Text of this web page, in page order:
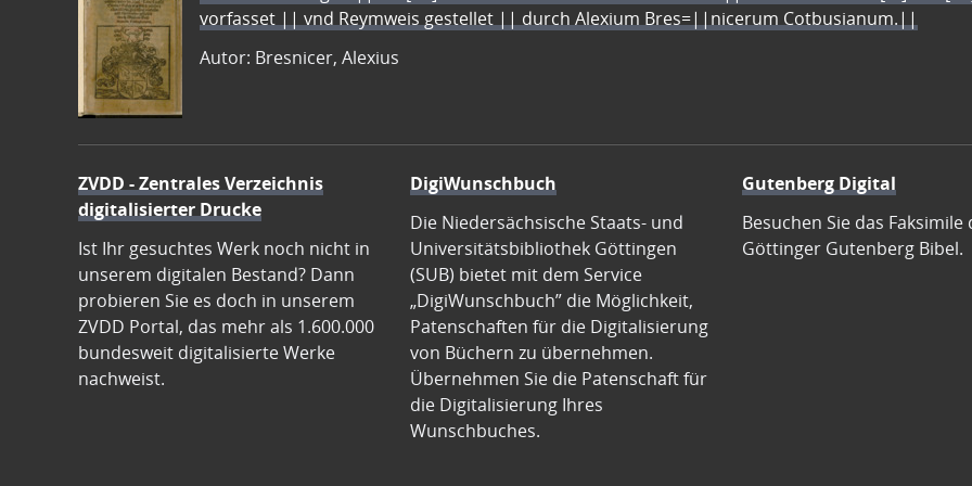
vorfasset || vnd Reymweis gestellet || durch Alexium Bres=||nicerum Cotbusianum.||
Autor: Bresnicer, Alexius
ZVDD - Zentrales Verzeichnis
digitalisierter Drucke
Ist Ihr gesuchtes Werk noch nicht in
unserem digitalen Bestand? Dann
probieren Sie es doch in unserem
ZVDD Portal, das mehr als 1.600.000
bundesweit digitalisierte Werke
nachweist.
DigiWunschbuch
Die Niedersächsische Staats- und
Universitätsbibliothek Göttingen
(SUB) bietet mit dem Service
„DigiWunschbuch” die Möglichkeit,
Patenschaften für die Digitalisierung
von Büchern zu übernehmen.
Übernehmen Sie die Patenschaft für
die Digitalisierung Ihres
Wunschbuches.
Gutenberg Digital
Besuchen Sie das Faksimile
Göttinger Gutenberg Bibel.